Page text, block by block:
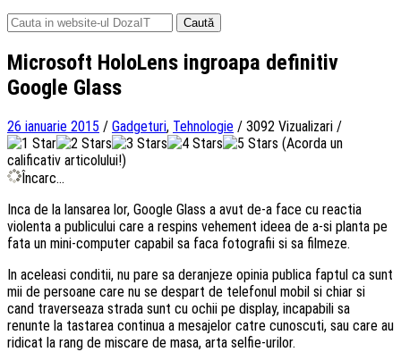
Caută
după:
Microsoft HoloLens ingroapa definitiv
Google Glass
26 ianuarie 2015 / Gadgeturi, Tehnologie / 3092 Vizualizari /
(Acorda un
calificativ articolului!)
Încarc...
Inca de la lansarea lor, Google Glass a avut de-a face cu reactia
violenta a publicului care a respins vehement ideea de a-si planta pe
fata un mini-computer capabil sa faca fotografii si sa filmeze.
In aceleasi conditii, nu pare sa deranjeze opinia publica faptul ca sunt
mii de persoane care nu se despart de telefonul mobil si chiar si
cand traverseaza strada sunt cu ochii pe display, incapabili sa
renunte la tastarea continua a mesajelor catre cunoscuti, sau care au
ridicat la rang de miscare de masa, arta selfie-urilor.